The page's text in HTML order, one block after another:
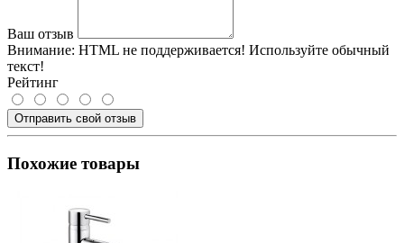
Ваш отзыв
Внимание: HTML не поддерживается! Используйте обычный
текст!
Рейтинг
Отправить свой отзыв
Похожие товары